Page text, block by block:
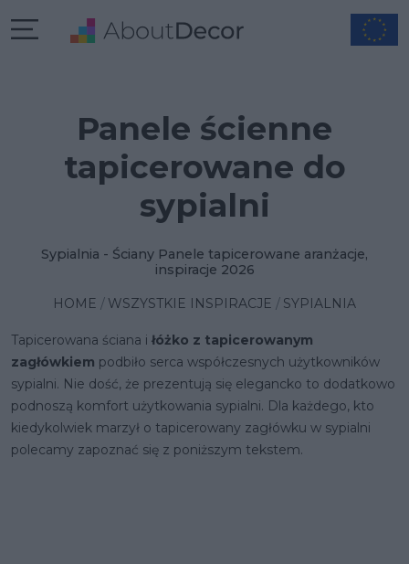
Panele ścienne
tapicerowane do
sypialni
Sypialnia - Ściany Panele tapicerowane aranżacje,
inspiracje 2026
HOME WSZYSTKIE INSPIRACJE SYPIALNIA
Tapicerowana ściana i łóżko z tapicerowanym
zagłówkiem podbiło serca współczesnych użytkowników
sypialni. Nie dość, że prezentują się elegancko to dodatkowo
podnoszą komfort użytkowania sypialni. Dla każdego, kto
kiedykolwiek marzył o tapicerowany zagłówku w sypialni
polecamy zapoznać się z poniższym tekstem.